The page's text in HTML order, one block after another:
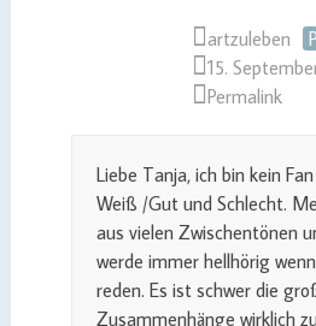
artzuleben
15.
Permalink
Liebe Tanja, ich bin kein
Weiß /Gut und Schlecht.
aus vielen Zwischentönen
werde immer hellhörig
reden. Es ist schwer die
Zusammenhänge wirklich